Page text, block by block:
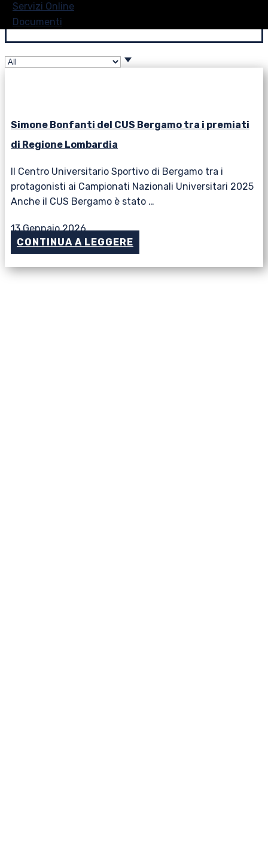
Servizi Online
Documenti
Simone Bonfanti del CUS Bergamo tra i premiati
di Regione Lombardia
Il Centro Universitario Sportivo di Bergamo tra i
protagonisti ai Campionati Nazionali Universitari 2025
Anche il CUS Bergamo è stato …
13 Gennaio 2026
CONTINUA A LEGGERE